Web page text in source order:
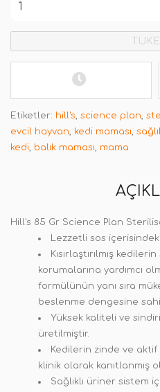
Etiketler: hill's, science plan,
evcil hayvan, kedi maması,
kedi, balık maması, mama
Hill's 85 Gr Science Plan
Lezzetli sos
Kısırlaştırılmış kedilerin
korumalarına yardımcı
formülünün yanı sıra
beslenme dengesine
Yüksek kaliteli ve
üretilmiştir.
Kedilerin zinde ve aktif
klinik olarak kanıtlanmış
Sağlıklı üriner sistem